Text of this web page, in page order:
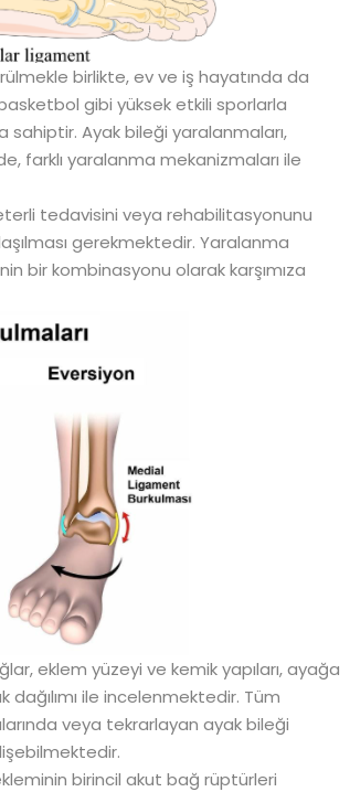
birlikte, ev ve iş hayatında da
gibi yüksek etkili sporlarla
Ayak bileği yaralanmaları,
farklı yaralanma mekanizmaları ile
tedavisini veya rehabilitasyonunu
gerekmektedir. Yaralanma
bir kombinasyonu olarak karşımıza
eklem yüzeyi ve kemik yapıları, ayağa
dağılımı ile incelenmektedir. Tüm
veya tekrarlayan ayak bileği
birincil akut bağ rüptürleri